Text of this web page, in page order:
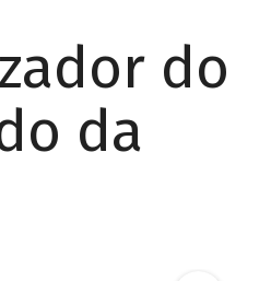
do
da